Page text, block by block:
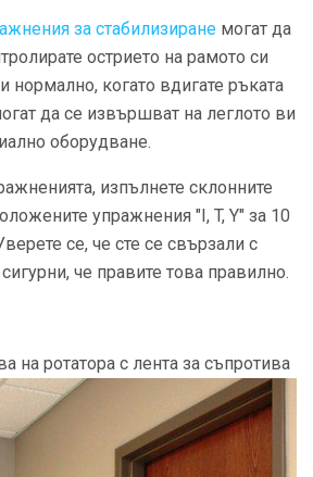
за стабилизиране могат да
острието на рамото си
нормално, когато вдигате ръката
да се извършват на леглото ви
оборудване.
изпълнете склонните
упражнения "I, T, Y" за 10
се, че сте се свързали с
че правите това правилно.
на ротатора с лента за съпротива